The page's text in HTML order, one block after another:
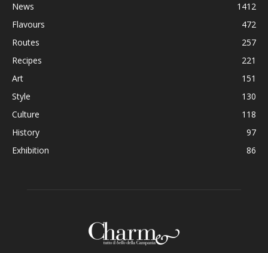
News
1412
Flavours
472
Routes
257
Recipes
221
Art
151
Style
130
Culture
118
History
97
Exhibition
86